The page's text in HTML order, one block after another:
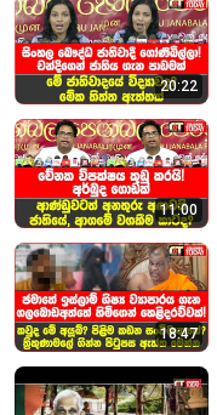
20:22
11:00
18:47